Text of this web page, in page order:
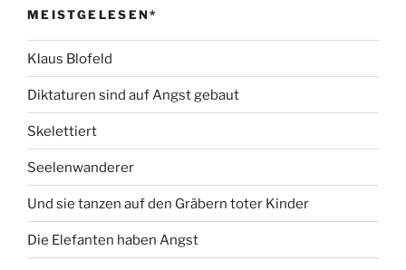
MEISTGELESEN*
Klaus Blofeld
Diktaturen sind auf Angst gebaut
Skelettiert
Seelenwanderer
Und sie tanzen auf den Gräbern toter Kinder
Die Elefanten haben Angst